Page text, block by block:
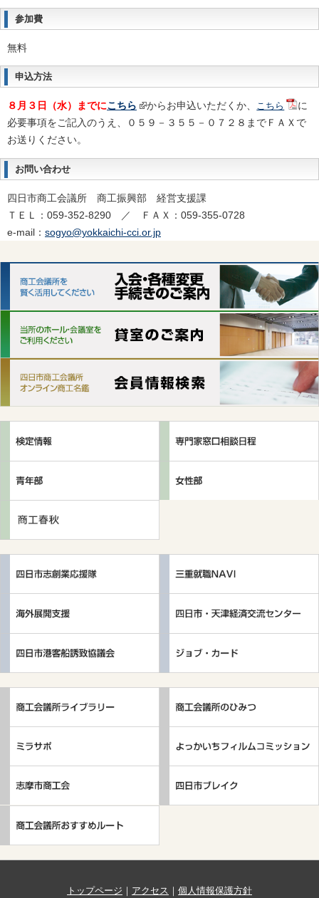
参加費
無料
申込方法
８月３日（水）までにこちら からお申込いただくか、 こちら
に
必要事項をご記入のうえ、０５９－３５５－０７２８までＦＡＸで
お送りください。
お問い合わせ
四日市商工会議所 商工振興部 経営支援課
ＴＥＬ：059-352-8290 ／ ＦＡＸ：059-355-0728
e-mail： sogyo@yokkaichi-cci.or.jp
トップページ ｜ アクセス ｜ 個人情報保護方針